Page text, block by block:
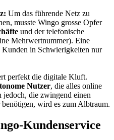
Um das führende Netz zu
musste Wingo grosse Opfer
und der telefonische
Mehrwertnummer). Eine
Kunden in Schwierigkeiten nur
perfekt die digitale Kluft.
Nutzer, die alles online
die zwingend einen
wird es zum Albtraum.
Kundenservice